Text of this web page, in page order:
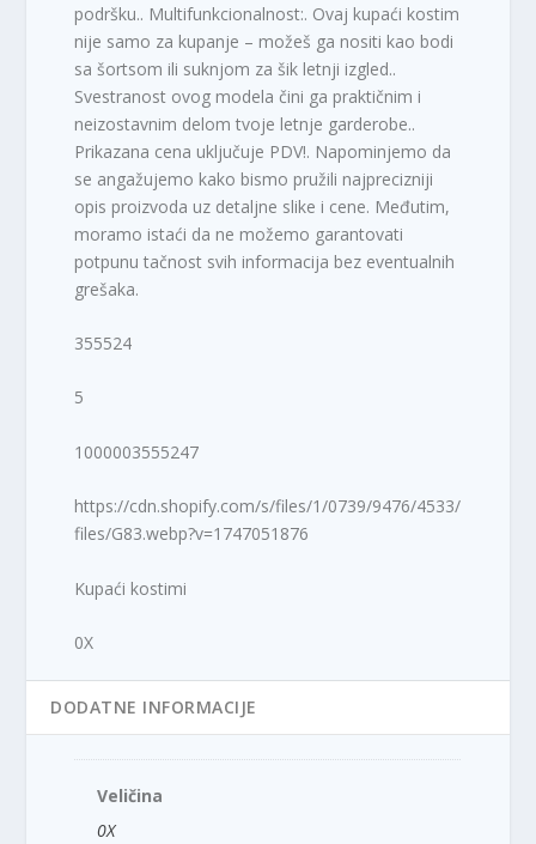
podršku.. Multifunkcionalnost:. Ovaj kupaći kostim
nije samo za kupanje – možeš ga nositi kao bodi
sa šortsom ili suknjom za šik letnji izgled..
Svestranost ovog modela čini ga praktičnim i
neizostavnim delom tvoje letnje garderobe..
Prikazana cena uključuje PDV!. Napominjemo da
se angažujemo kako bismo pružili najprecizniji
opis proizvoda uz detaljne slike i cene. Međutim,
moramo istaći da ne možemo garantovati
potpunu tačnost svih informacija bez eventualnih
grešaka.
355524
5
1000003555247
https://cdn.shopify.com/s/files/1/0739/9476/4533/
files/G83.webp?v=1747051876
Kupaći kostimi
0X
DODATNE INFORMACIJE
Veličina
0X